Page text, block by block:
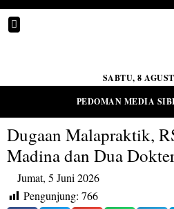
SABTU, 8
PEDOMAN MEDIA
Dugaan Malapraktik,
Madina dan Dua
Jumat, 5 Juni 2026
Pengunjung: 766